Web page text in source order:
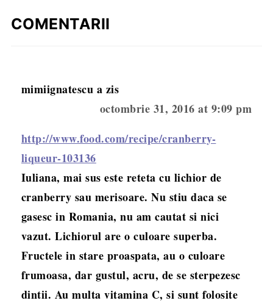
COMENTARII
mimiignatescu a zis
octombrie 31, 2016 at 9:09 pm
http://www.food.com/recipe/cranberry-
liqueur-103136
Iuliana, mai sus este reteta cu lichior de
cranberry sau merisoare. Nu stiu daca se
gasesc in Romania, nu am cautat si nici
vazut. Lichiorul are o culoare superba.
Fructele in stare proaspata, au o culoare
frumoasa, dar gustul, acru, de se sterpezesc
dintii. Au multa vitamina C, si sunt folosite